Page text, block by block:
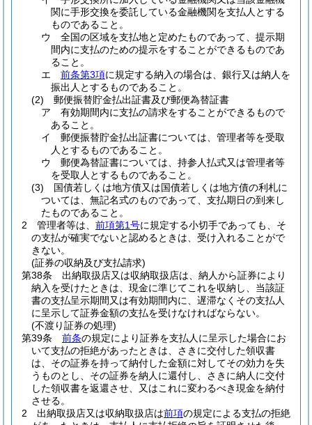
関に手形交換を委託している金融機関を支払人とする
ものであること。
ウ
全国の区域を支払地と定めたものであって、提示期
間内に支払のための提示をすることができるものであ
ること。
エ
前条第3項に規定する納入の場合は、銀行又は納人を
振出人とするものであること。
(2)
郵便振替貯金払出証書及び郵便為替証書
ア
有効期間内に支払の請求をすることができるもので
あること。
イ
郵便振替貯金払出証書については、管理者等を受取
人とするものであること。
ウ
郵便為替証書については、持参人払式又は管理者等
を受取人とするものであること。
(3)
国債若しくは地方債又は国債若しくは地方債の利札に
ついては、無記名式のものであって、支払期日の到来し
たものであること。
2
管理者等は、 前項第1号に規定する小切手であっても、そ
の支払が確実でないと認めるときは、受け入れることがで
きない。
(証券の収納及び支払請求)
第38条
出納取扱店又は収納取扱店は、納人から証券により
納入を受けたときは、現金に準じてこれを収納し、当該証
書の支払呈示期間又は有効期間内に、遅滞なくその支払人
に呈示して証券金額の支払を受けなければならない。
(不渡り証券の処理)
第39条
前条の規定により証券を支払人に呈示した場合にお
いて支払の拒絶があったときは、さきに交付した領収書
は、その証券を持って納付した金額に対してその効力を失
うものとし、その証券を納人に還付し、さきに納人に交付
した領収書を返還させ、又はこれに変わるべき現金を納付
させる。
2
出納取扱店又は収納取扱店は前項の規定による支払の拒絶